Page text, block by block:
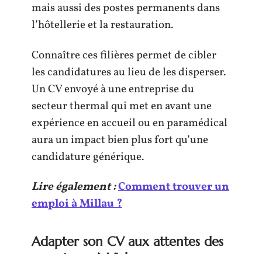
mais aussi des postes permanents dans
l’hôtellerie et la restauration.
Connaître ces filières permet de cibler
les candidatures au lieu de les disperser.
Un CV envoyé à une entreprise du
secteur thermal qui met en avant une
expérience en accueil ou en paramédical
aura un impact bien plus fort qu’une
candidature générique.
Lire également :Comment trouver un
emploi à Millau ?
Adapter son CV aux attentes des